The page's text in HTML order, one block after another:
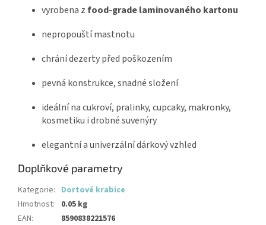
vyrobena zfood-grade laminovaného kartonu
nepropouští mastnotu
chrání dezerty před poškozením
pevná konstrukce, snadné složení
ideální na cukroví, pralinky, cupcaky, makronky,
kosmetiku i drobné suvenýry
elegantní a univerzální dárkový vzhled
Doplňkové parametry
Kategorie: Dortové krabice
Hmotnost:
0.05 kg
EAN: 8590838221576